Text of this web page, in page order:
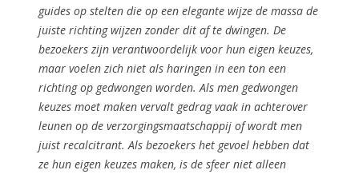
guides op stelten die op een elegante wijze de massa de
juiste richting wijzen zonder dit af te dwingen. De
bezoekers zijn verantwoordelijk voor hun eigen keuzes,
maar voelen zich niet als haringen in een ton een
richting op gedwongen worden. Als men gedwongen
keuzes moet maken vervalt gedrag vaak in achterover
leunen op de verzorgingsmaatschappij of wordt men
juist recalcitrant. Als bezoekers het gevoel hebben dat
ze hun eigen keuzes maken, is de sfeer niet alleen